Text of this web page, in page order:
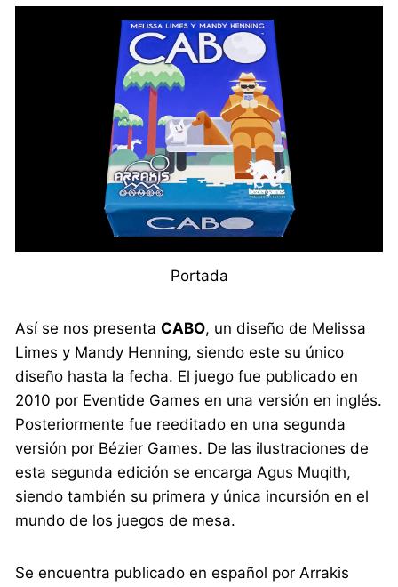
Portada
Así se nos presentaCABO, un diseño de Melissa
Limes y Mandy Henning, siendo este su único
diseño hasta la fecha. El juego fue publicado en
2010 por Eventide Games en una versión en inglés.
Posteriormente fue reeditado en una segunda
versión por Bézier Games. De las ilustraciones de
esta segunda edición se encarga Agus Muqith,
siendo también su primera y única incursión en el
mundo de los juegos de mesa.
Se encuentra publicado en español por Arrakis